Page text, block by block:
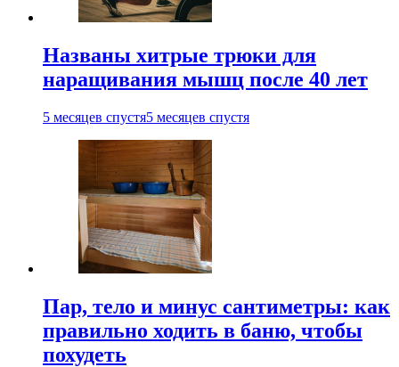
Названы хитрые трюки для
наращивания мышц после 40 лет
5 месяцев спустя5 месяцев спустя
Пар, тело и минус сантиметры: как
правильно ходить в баню, чтобы
похудеть